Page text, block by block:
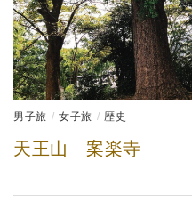
男子旅 女子旅 歴史
天王山 案楽寺